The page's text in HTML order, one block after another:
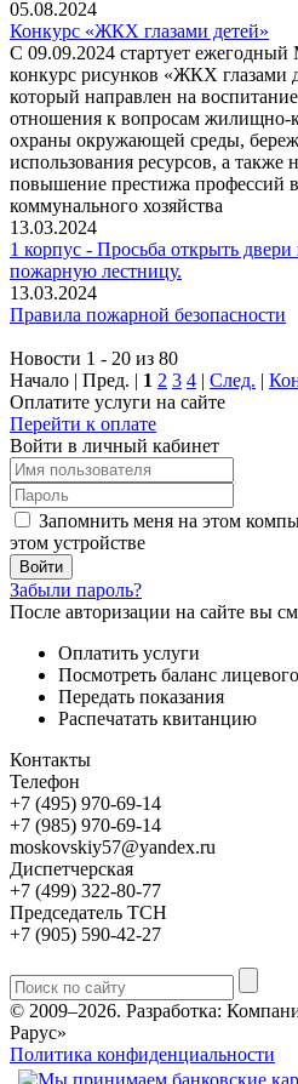
05.08.2024
Конкурс «ЖКХ глазами детей»
С 09.09.2024 стартует ежегодный
конкурс рисунков «ЖКХ глазами
который направлен на
отношения к вопросам жилищно-
охраны окружающей среды,
использования ресурсов, а также
повышение престижа профессий
коммунального хозяйства
13.03.2024
1 корпус - Просьба открыть двери
пожарную лестницу.
13.03.2024
Правила пожарной безопасности
Новости 1 - 20 из 80
Начало | Пред. | 1 2 3 4 | След. |
Оплатите услуги на сайте
Перейти к оплате
Войти в личный кабинет
Запомнить меня на этом
этом устройстве
Забыли пароль?
После авторизации на сайте вы
Оплатить услуги
Посмотреть баланс
Передать показания
Распечатать квитанцию
Контакты
Телефон
+7 (495) 970-69-14
+7 (985) 970-69-14
moskovskiy57@yandex.ru
Диспетчерская
+7 (499) 322-80-77
Председатель ТСН
+7 (905) 590-42-27
© 2009–2026. Разработка:
Рарус»
Политика конфиденциальности